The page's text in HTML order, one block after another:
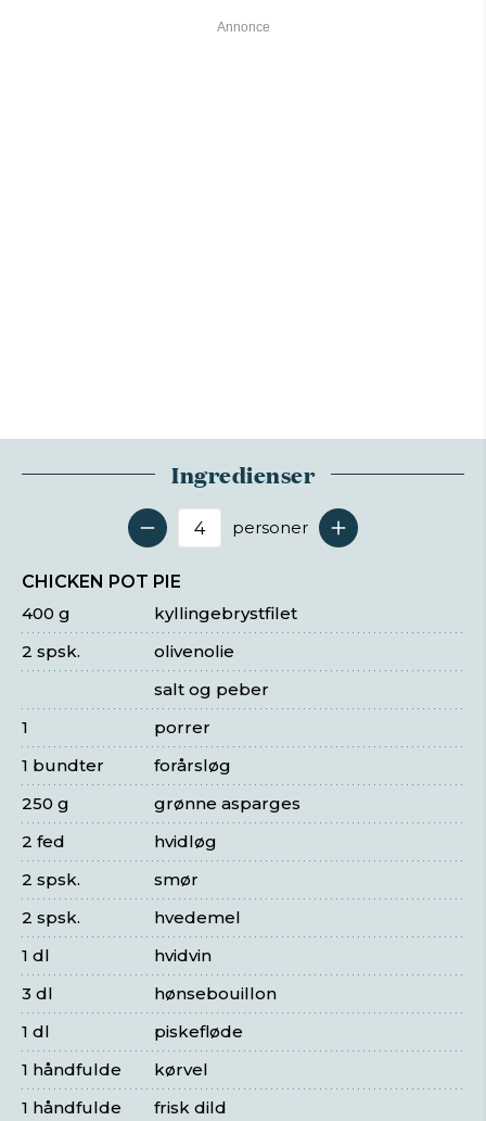
Ingredienser
Antal serveringer
personer
CHICKEN POT PIE
kyllingebrystfilet
400 g
olivenolie
2 spsk.
salt og peber
porrer
1
forårsløg
1 bundter
grønne asparges
250 g
hvidløg
2 fed
smør
2 spsk.
hvedemel
2 spsk.
hvidvin
1 dl
hønsebouillon
3 dl
piskefløde
1 dl
kørvel
1 håndfulde
frisk dild
1 håndfulde